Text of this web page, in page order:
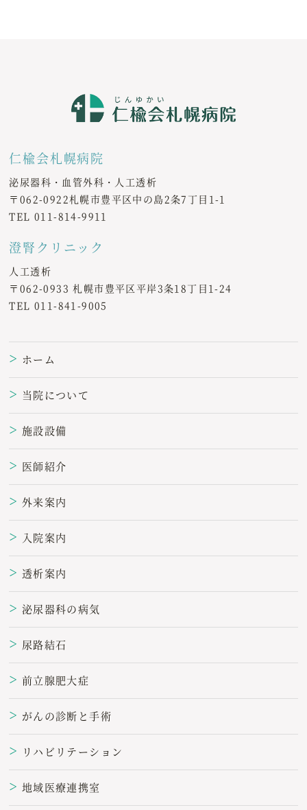
仁楡会札幌病院
泌尿器科・血管外科・人工透析
〒062-0922札幌市豊平区中の島2条7丁目1-1
TEL011-814-9911
澄腎クリニック
人工透析
〒062-0933 札幌市豊平区平岸3条18丁目1-24
TEL011-841-9005
＞ ホーム
＞ 当院について
＞ 施設設備
＞ 医師紹介
＞ 外来案内
＞ 入院案内
＞ 透析案内
＞ 泌尿器科の病気
＞ 尿路結石
＞ 前立腺肥大症
＞ がんの診断と手術
＞ リハビリテーション
＞ 地域医療連携室